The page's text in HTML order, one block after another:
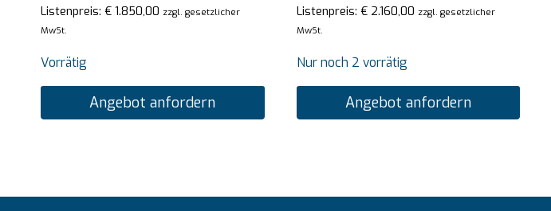
Listenpreis: € 1.850,00 zzgl. gesetzlicher
MwSt.
Vorrätig
Angebot anfordern
Listenpreis: €2.160,00 zzgl. gesetzlicher
MwSt.
Nur noch 2 vorrätig
Angebot anfordern